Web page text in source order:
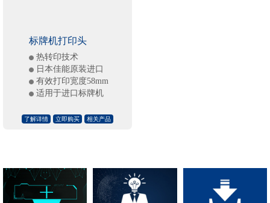
标牌机打印头
热转印技术
日本佳能原装进口
有效打印宽度58mm
适用于进口标牌机
了解详情 立即购买 相关产品